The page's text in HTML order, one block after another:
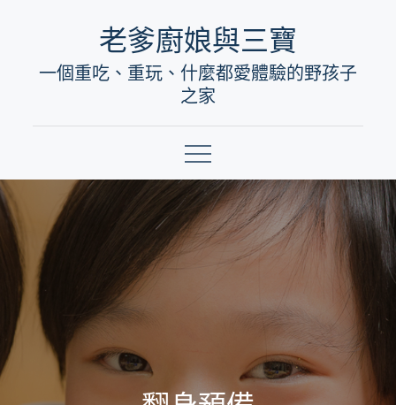
content
老爹廚娘與三寶
一個重吃、重玩、什麼都愛體驗的野孩子
之家